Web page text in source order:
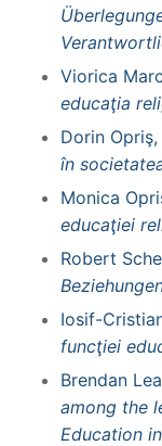
Viorica
educaţia
Dorin Opriş,
în
Monica
educaţiei
Robert
Iosif-
funcţiei
Brendan
among the
Education